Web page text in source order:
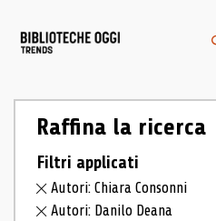
Raffina la ricerca
Filtri applicati
Autori: Chiara Consonni
Autori: Danilo Deana